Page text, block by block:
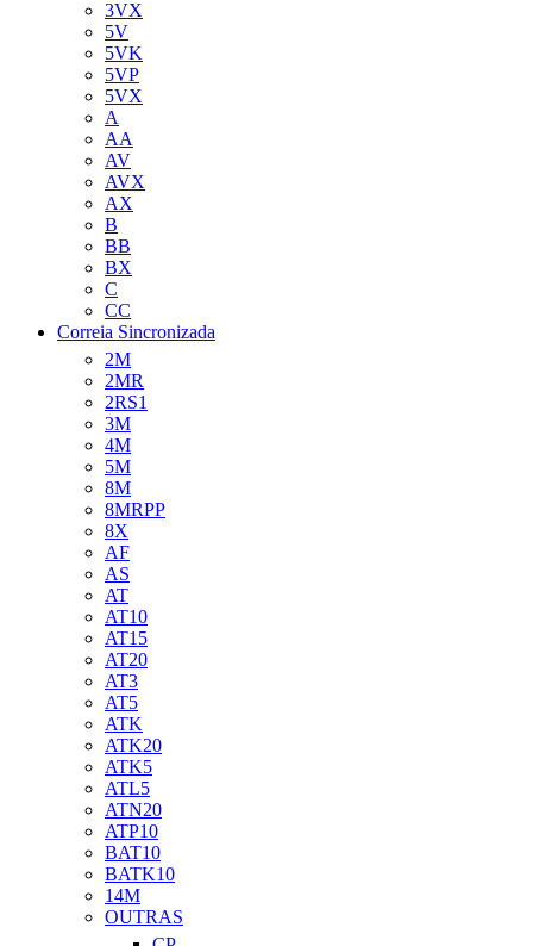
3VX
5V
5VK
5VP
5VX
A
AA
AV
AVX
AX
B
BB
BX
C
CC
Correia Sincronizada
2M
2MR
2RS1
3M
4M
5M
8M
8MRPP
8X
AF
AS
AT
AT10
AT15
AT20
AT3
AT5
ATK
ATK20
ATK5
ATL5
ATN20
ATP10
BAT10
BATK10
14M
OUTRAS